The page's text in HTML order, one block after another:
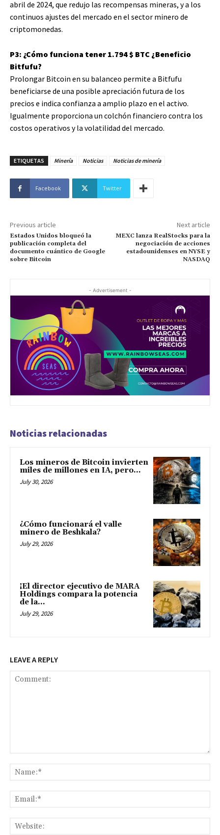
abril de 2024, que redujo las recompensas mineras, y a los
continuos ajustes del mercado en el sector minero de
criptomonedas.
P3: ¿Cómo funciona tener 1.794$ BTC ¿Beneficio
Bitfufu?
Prolongar Bitcoin en su balanceo permite a Bitfufu
beneficiarse de una posible apreciación futura de los
precios e indica confianza a amplio plazo en el activo.
Igualmente proporciona un colchón financiero contra los
costos operativos y la volatilidad del mercado.
ETIQUETAS Minería Noticias Noticias de minería
Facebook Twitter
Previous article
Estados Unidos bloqueó la
publicación completa del
documento cuántico de Google
sobre Bitcoin
Next article
MEXC lanza RealStocks para la
negociación de acciones
estadounidenses en NYSE y
NASDAQ
- Advertisement -
Noticias relacionadas
Los mineros de Bitcoin invierten
miles de millones en IA, pero...
July 30, 2026
¿Cómo funcionará el valle
minero de Beshkala?
July 29, 2026
¡El director ejecutivo de MARA
Holdings compara la potencia
de la...
July 29, 2026
LEAVE A REPLY